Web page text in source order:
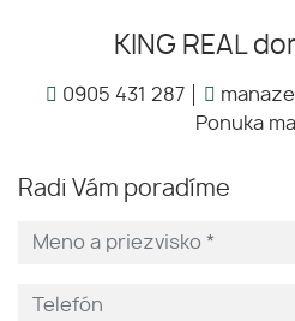
KING REAL
0905 431 287
Ponuka
Radi Vám poradíme